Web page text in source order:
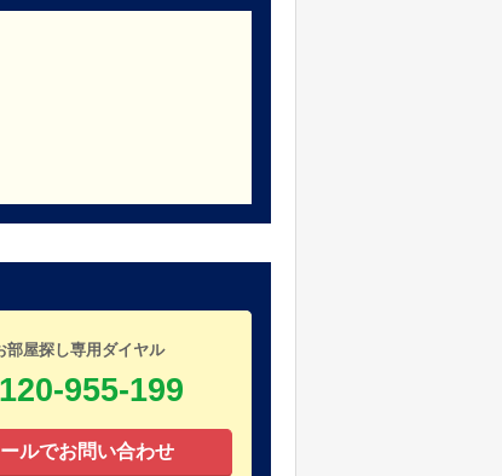
部屋探し専用ダイヤル
955-199
ルでお問い合わせ